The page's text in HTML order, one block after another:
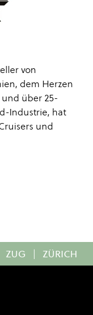
von
dem Herzen
über 25-
Industrie, hat
und
ZUG | ZÜRICH